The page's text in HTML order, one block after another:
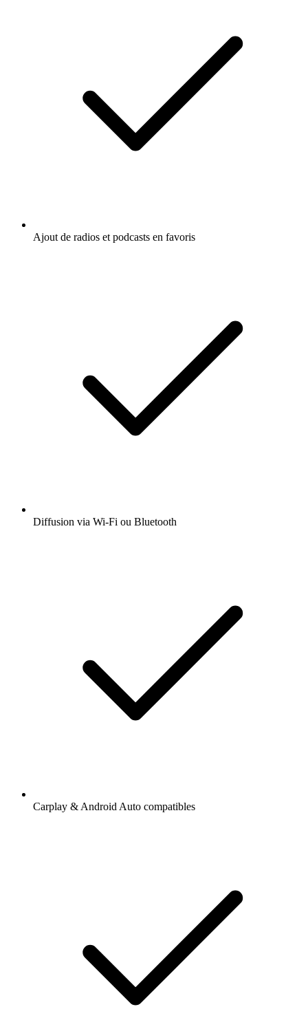
Ajout de radios et podcasts en favoris
Diffusion via Wi-Fi ou Bluetooth
Carplay & Android Auto compatibles